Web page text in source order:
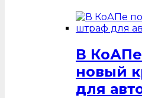
В
новый
для